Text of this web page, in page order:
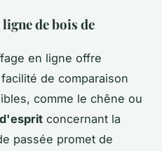
de bois de
en ligne offre
de comparaison
comme le chêne ou
concernant la
passée promet de